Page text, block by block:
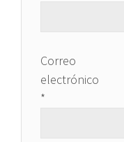
Correo
electrónico
*